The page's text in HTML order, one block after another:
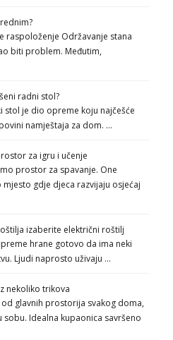
raspoloženje Održavanje stana
biti problem. Međutim,
radni stol?
stol je dio opreme koju najčešće
namještaja za dom. …
za igru i učenje
prostor za spavanje. One
gdje djeca razvijaju osjećaj
izaberite električni roštilj
hrane gotovo da ima neki
Ljudi naprosto uživaju …
nekoliko trikova
glavnih prostorija svakog doma,
sobu. Idealna kupaonica savršeno